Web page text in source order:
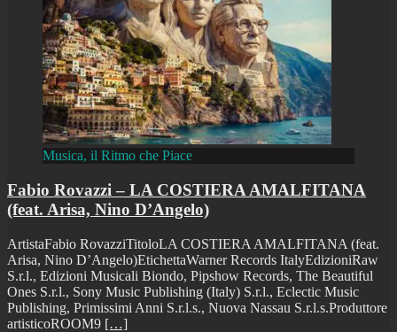
Musica, il Ritmo che Piace
Fabio Rovazzi – LA COSTIERA AMALFITANA
(feat. Arisa, Nino D’Angelo)
ArtistaFabio RovazziTitoloLA COSTIERA AMALFITANA (feat.
Arisa, Nino D’Angelo)EtichettaWarner Records ItalyEdizioniRaw
S.r.l., Edizioni Musicali Biondo, Pipshow Records, The Beautiful
Ones S.r.l., Sony Music Publishing (Italy) S.r.l., Eclectic Music
Publishing, Primissimi Anni S.r.l.s., Nuova Nassau S.r.l.s.Produttore
artisticoROOM9 […]